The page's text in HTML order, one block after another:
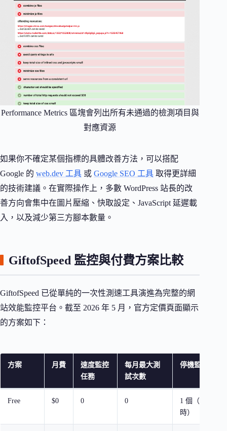
Performance Metrics 區塊會列出所有未通過的檢測項目與
對應資源
如果你不確定某個指標的具體改善方法，可以搭配
Google 的 web.dev 工具 或 Google SEO 工具 取得更詳細
的技術建議。在實際操作上，多數 WordPress 站長的改
善方向會集中在圖片壓縮、快取設定、JavaScript 延遲載
入，以及減少第三方腳本數量。
GiftofSpeed 監控與付費方案比較
GiftofSpeed 已從單純的一次性測速工具演進為完整的網
站效能監控平台。截至 2026 年 5 月，官方定價頁面顯示
的方案如下：
方案 月費
速度監控
任務
每月最大測
試次數
停機監控
Free $0 0 0
1 個（每小
時）